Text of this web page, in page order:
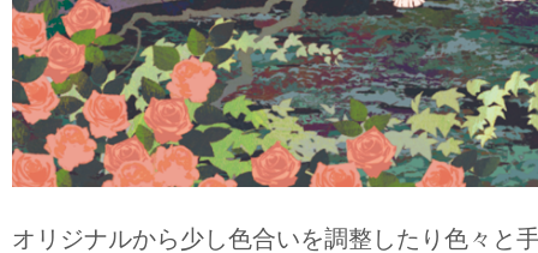
オリジナルから少し色合いを調整したり色々と